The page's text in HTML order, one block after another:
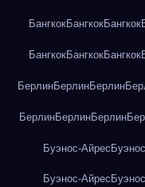
БангкокБангкокБангкок
БангкокБангкокБангкок
БерлинБерлинБерлин
БерлинБерлинБерлин
Буэнос-Айрес
Буэнос-Айрес